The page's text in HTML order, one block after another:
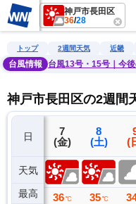
神戸市長田区
36/28
雨雲レーダー 台風情報
トップ 2週間天気 近畿
台風情報
台風13号・15号｜今
神戸市長田区の2週間
日
天気
最高
6
(木)
35 ℃
7
(金)
36 ℃
8
(土)
35 ℃
(